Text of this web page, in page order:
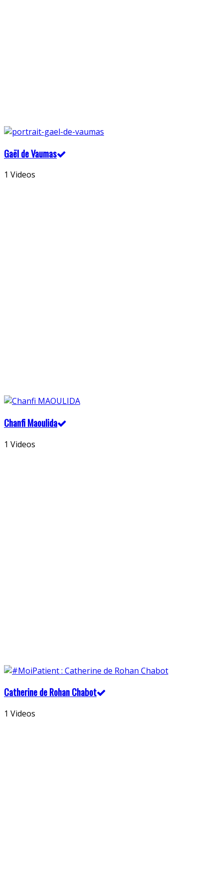
Gaël de Vaumas
1 Videos
Chanfi Maoulida
1 Videos
Catherine de Rohan Chabot
1 Videos